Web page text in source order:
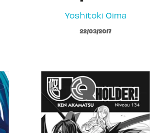
Yoshitoki Oima
22/03/2017